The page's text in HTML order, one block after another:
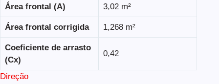
Área frontal (A) 3,02 m²
Área frontal corrigida 1,268 m²
Coeficiente de arrasto
(Cx)
0,42
Direção